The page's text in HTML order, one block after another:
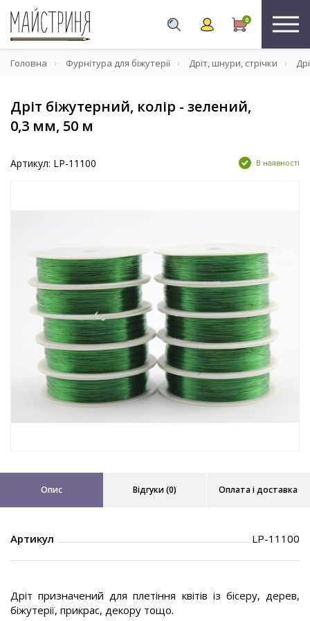
0
Головна Фурнітура для біжутерії Дріт, шнури, стрічки
Дріт біжутерний, колір - зелений,
0,3 мм, 50 м
Артикул: LP-11100 В наявності
Опис Відгуки (0) Оплата і доставка
Артикул LP-11100
Дріт призначений для плетіння квітів із бісеру, дерев,
біжутерії, прикрас, декору тощо.